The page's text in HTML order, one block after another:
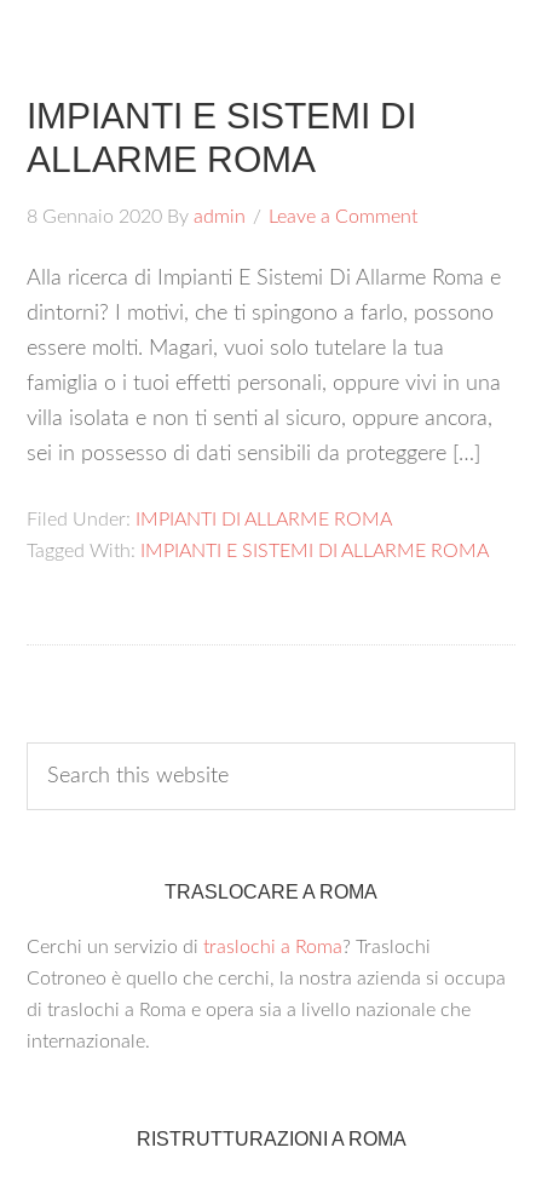
IMPIANTI E SISTEMI DI
ALLARME ROMA
8 Gennaio 2020 Byadmin Leave a Comment
Alla ricerca di Impianti E Sistemi Di Allarme Roma e
dintorni? I motivi, che ti spingono a farlo, possono
essere molti. Magari, vuoi solo tutelare la tua
famiglia o i tuoi effetti personali, oppure vivi in una
villa isolata e non ti senti al sicuro, oppure ancora,
sei in possesso di dati sensibili da proteggere […]
Filed Under:
IMPIANTI DI ALLARME ROMA
Tagged With:
IMPIANTI E SISTEMI DI ALLARME ROMA
TRASLOCARE A ROMA
Cerchi un servizio ditraslochi a Roma? Traslochi
Cotroneo è quello che cerchi, la nostra azienda si occupa
di traslochi a Roma e opera sia a livello nazionale che
internazionale.
RISTRUTTURAZIONI A ROMA